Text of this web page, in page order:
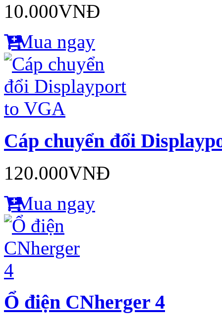
10.000VNĐ
Mua ngay
Cáp chuyển đổi
120.000VNĐ
Mua ngay
Ổ điện CNherger 4